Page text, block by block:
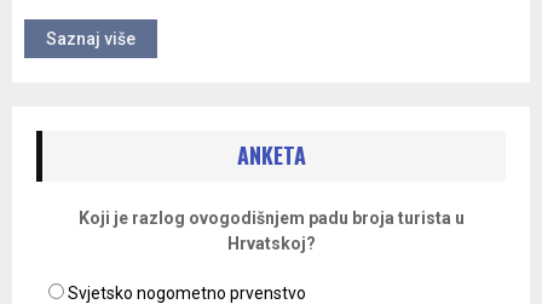
Saznaj više
ANKETA
Koji je razlog ovogodišnjem padu broja turista u
Hrvatskoj?
Svjetsko nogometno prvenstvo